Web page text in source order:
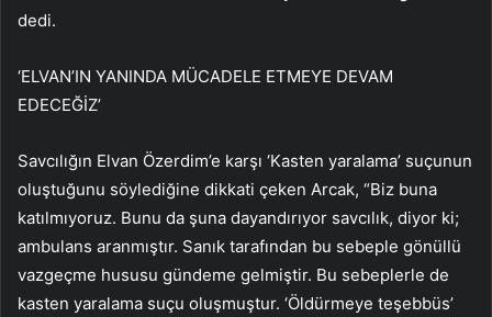
dedi.
‘ELVAN’IN YANINDA MÜCADELE ETMEYE DEVAM
EDECEĞİZ’
Savcılığın Elvan Özerdim’e karşı ‘Kasten yaralama’ suçunun
oluştuğunu söylediğine dikkati çeken Arcak, “Biz buna
katılmıyoruz. Bunu da şuna dayandırıyor savcılık, diyor ki;
ambulans aranmıştır. Sanık tarafından bu sebeple gönüllü
vazgeçme hususu gündeme gelmiştir. Bu sebeplerle de
kasten yaralama suçu oluşmuştur. ‘Öldürmeye teşebbüs’